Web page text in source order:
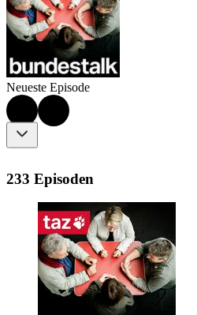
Neueste Episode
233 Episoden